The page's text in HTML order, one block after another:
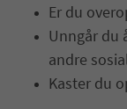
Er du
Unngår du
andre
Kaster du